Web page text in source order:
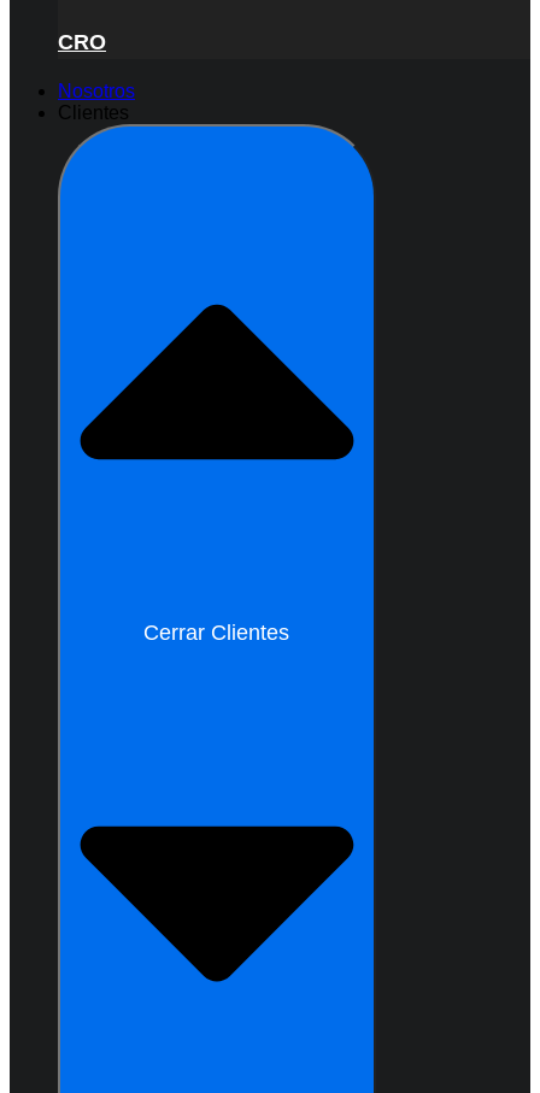
CRO
Nosotros
Clientes
Cerrar Clientes